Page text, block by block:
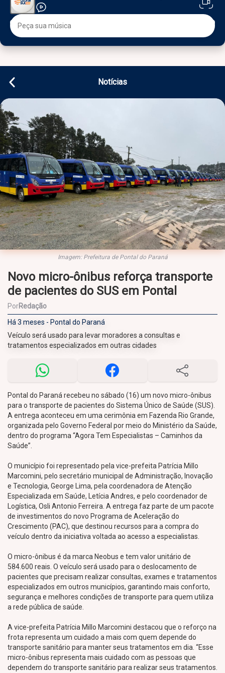
Notícias
Imagem: Prefeitura de Pontal do Paraná
Novo micro-ônibus reforça transporte
de pacientes do SUS em Pontal
PorRedação
Há 3 meses - Pontal do Paraná
Veículo será usado para levar moradores a consultas e
tratamentos especializados em outras cidades
Pontal do Paraná recebeu no sábado (16) um novo micro-ônibus
para o transporte de pacientes do Sistema Único de Saúde (SUS).
A entrega aconteceu em uma cerimônia em Fazenda Rio Grande,
organizada pelo Governo Federal por meio do Ministério da Saúde,
dentro do programa “Agora Tem Especialistas – Caminhos da
Saúde”.
O município foi representado pela vice-prefeita Patrícia Millo
Marcomini, pelo secretário municipal de Administração, Inovação
e Tecnologia, George Lima, pela coordenadora de Atenção
Especializada em Saúde, Letícia Andres, e pelo coordenador de
Logística, Osli Antonio Ferreira. A entrega faz parte de um pacote
de investimentos do novo Programa de Aceleração do
Crescimento (PAC), que destinou recursos para a compra do
veículo dentro da iniciativa voltada ao acesso a especialistas.
O micro-ônibus é da marca Neobus e tem valor unitário de
584.600 reais. O veículo será usado para o deslocamento de
pacientes que precisam realizar consultas, exames e tratamentos
especializados em outros municípios, garantindo mais conforto,
segurança e melhores condições de transporte para quem utiliza
a rede pública de saúde.
A vice-prefeita Patrícia Millo Marcomini destacou que o reforço na
frota representa um cuidado a mais com quem depende do
transporte sanitário para manter seus tratamentos em dia. “Esse
micro-ônibus representa mais cuidado com as pessoas que
dependem do transporte sanitário para realizar seus tratamentos.